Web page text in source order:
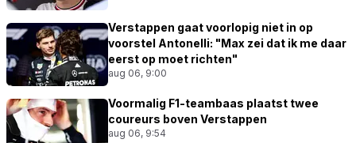
Verstappen gaat voorlopig niet in op
voorstel Antonelli: "Max zei dat ik me daar
eerst op moet richten"
aug 06, 9:00
Voormalig F1-teambaas plaatst twee
coureurs boven Verstappen
aug 06, 9:54